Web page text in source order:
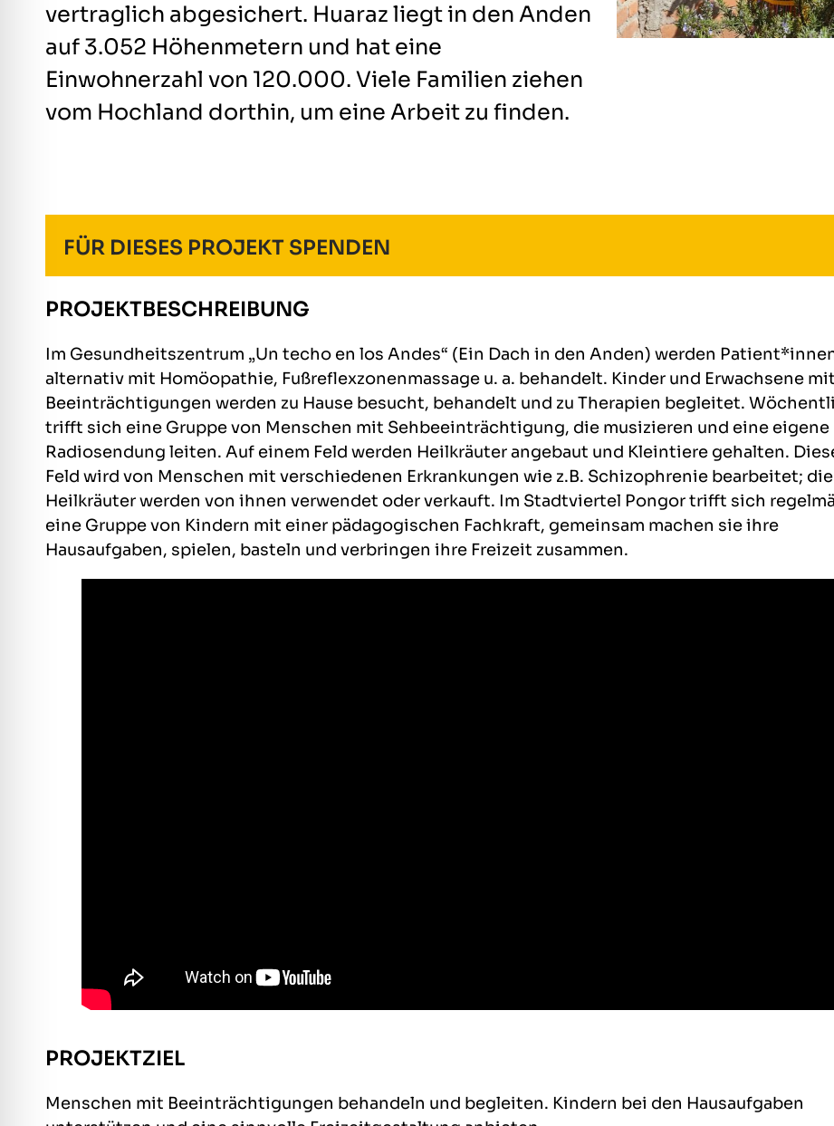
vertraglich abgesichert. Huaraz liegt in den Anden
auf 3.052 Höhenmetern und hat eine
Einwohnerzahl von 120.000. Viele Familien ziehen
vom Hochland dorthin, um eine Arbeit zu finden.
FÜR DIESES PROJEKT SPENDEN
PROJEKTBESCHREIBUNG
Im Gesundheitszentrum „Un techo en los Andes“ (Ein Dach in den Anden) werden
alternativ mit Homöopathie, Fußreflexzonenmassage u. a. behandelt. Kinder und Erwachsene mit
Beeinträchtigungen werden zu Hause besucht, behandelt und zu Therapien begleitet.
trifft sich eine Gruppe von Menschen mit Sehbeeinträchtigung, die musizieren und eine eigene
Radiosendung leiten. Auf einem Feld werden Heilkräuter angebaut und Kleintiere gehalten.
Feld wird von Menschen mit verschiedenen Erkrankungen wie z.B. Schizophrenie bearbeitet; die
Heilkräuter werden von ihnen verwendet oder verkauft. Im Stadtviertel Pongor trifft sich
eine Gruppe von Kindern mit einer pädagogischen Fachkraft, gemeinsam machen sie ihre
Hausaufgaben, spielen, basteln und verbringen ihre Freizeit zusammen.
PROJEKTZIEL
Menschen mit Beeinträchtigungen behandeln und begleiten. Kindern bei den Hausaufgaben